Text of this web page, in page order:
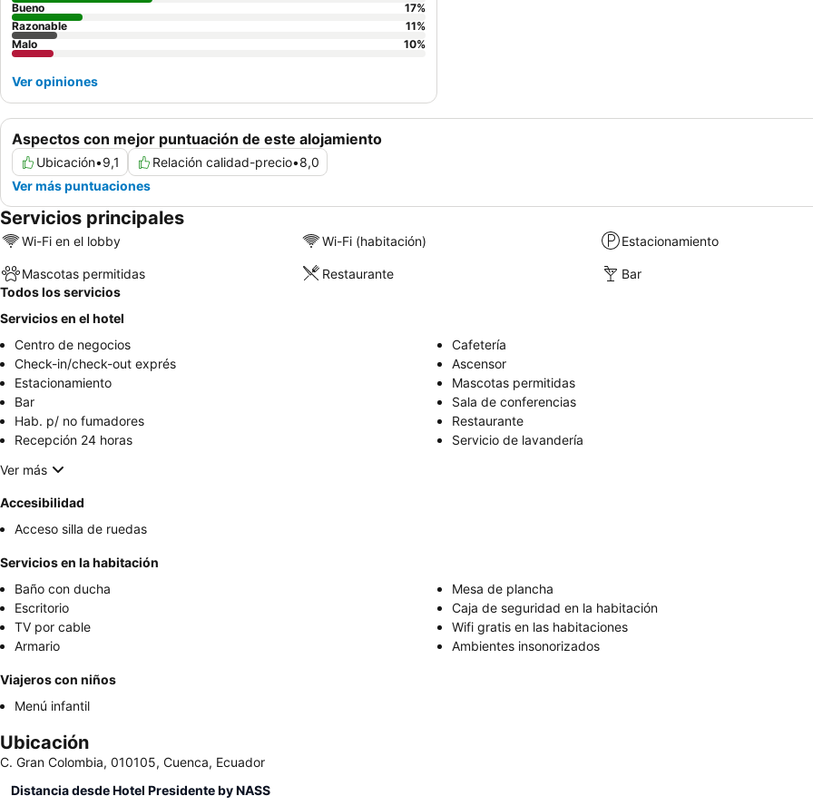
Aspectos con mejor puntuación de este alojamiento
Ubicación•9,1 Relación calidad-precio•8,0
Ver más puntuaciones
Bueno
17%
Razonable
11%
Malo
10%
Ver opiniones
Servicios principales
Wi-Fi en el lobby Wi-Fi (habitación) Estacionamiento
Mascotas permitidas Restaurante
Bar
Todos los servicios
Servicios en el hotel
Centro de negocios
Cafetería
Check-in/check-out exprés
Ascensor
Estacionamiento
Mascotas permitidas
Bar
Sala de conferencias
Hab. p/ no fumadores
Restaurante
Recepción 24 horas
Servicio de lavandería
Ver más
Accesibilidad
Acceso silla de ruedas
Servicios en la habitación
Baño con ducha
Mesa de plancha
Escritorio
Caja de seguridad en la habitación
TV por cable
Wifi gratis en las habitaciones
Armario
Ambientes insonorizados
Viajeros con niños
Menú infantil
Ubicación
C. Gran Colombia, 010105, Cuenca, Ecuador
Distancia desde Hotel Presidente by NASS